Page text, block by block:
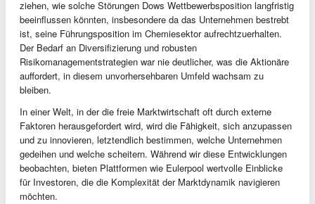
ziehen, wie solche Störungen Dows Wettbewerbsposition langfristig
beeinflussen könnten, insbesondere da das Unternehmen bestrebt
ist, seine Führungsposition im Chemiesektor aufrechtzuerhalten.
Der Bedarf an Diversifizierung und robusten
Risikomanagementstrategien war nie deutlicher, was die Aktionäre
auffordert, in diesem unvorhersehbaren Umfeld wachsam zu
bleiben.
In einer Welt, in der die freie Marktwirtschaft oft durch externe
Faktoren herausgefordert wird, wird die Fähigkeit, sich anzupassen
und zu innovieren, letztendlich bestimmen, welche Unternehmen
gedeihen und welche scheitern. Während wir diese Entwicklungen
beobachten, bieten Plattformen wie Eulerpool wertvolle Einblicke
für Investoren, die die Komplexität der Marktdynamik navigieren
möchten.